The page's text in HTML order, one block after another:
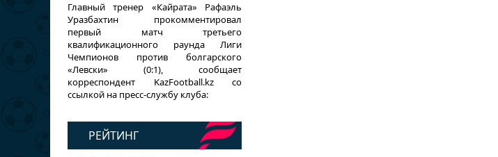
Главный тренер «Кайрата» Рафаэль
Уразбахтин прокомментировал
первый матч третьего
квалификационного раунда Лиги
Чемпионов против болгарского
«Левски» (0:1), сообщает
корреспондент KazFootball.kz со
ссылкой на пресс-службу клуба:
РЕЙТИНГ